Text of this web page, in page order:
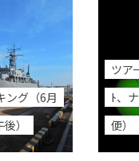
ング（6月
）
ツア
ﾄ、
便）